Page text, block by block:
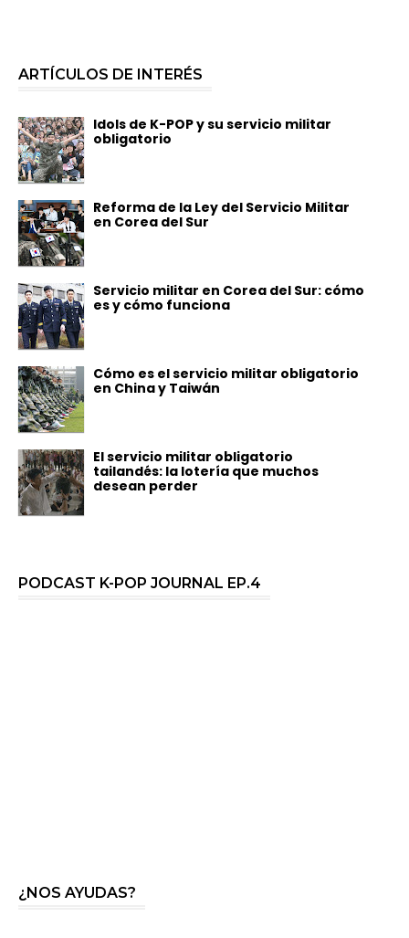
ARTÍCULOS DE INTERÉS
Idols de K-POP y su servicio militar
obligatorio
Reforma de la Ley del Servicio Militar
en Corea del Sur
Servicio militar en Corea del Sur: cómo
es y cómo funciona
Cómo es el servicio militar obligatorio
en China y Taiwán
El servicio militar obligatorio
tailandés: la lotería que muchos
desean perder
PODCAST K-POP JOURNAL EP.4
¿NOS AYUDAS?